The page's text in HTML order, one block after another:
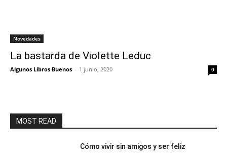
Novedades
La bastarda de Violette Leduc
Algunos Libros Buenos - 1 junio, 2020 0
MOST READ
Cómo vivir sin amigos y ser feliz